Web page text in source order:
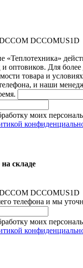
DCCOMUS1D
«Теплотехника»
оптовиков. Для более
товара и условиях
и наши
моих
складе
DCCOMUS1D
телефона и мы
моих